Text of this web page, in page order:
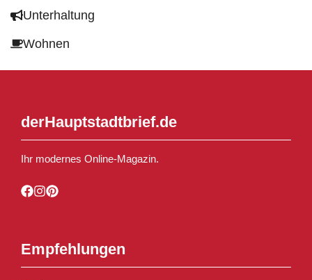
Unterhaltung
Wohnen
derHauptstadtbrief.de
Ihr modernes Online-Magazin.
Empfehlungen